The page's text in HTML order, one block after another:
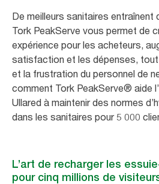
De meilleurs sanitaires entraînent
Tork PeakServe vous permet de
expérience pour les acheteurs,
satisfaction et les dépenses,
et la frustration du personnel de
comment Tork PeakServe® aide
Ullared à maintenir des normes
dans les sanitaires pour 5 000
L’art de recharger les
pour cinq millions de